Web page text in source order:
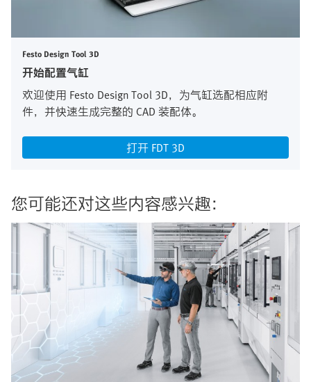
Festo Design Tool 3D
开始配置气缸
欢迎使用 Festo Design Tool 3D，为气缸选配相应附
件，并快速生成完整的 CAD 装配体。
打开 FDT 3D
您可能还对这些内容感兴趣：